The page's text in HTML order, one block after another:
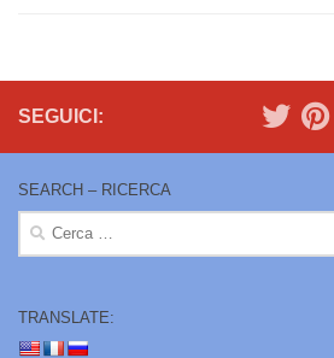
SEGUICI:
SEARCH – RICERCA
Ricerca
TRANSLATE: